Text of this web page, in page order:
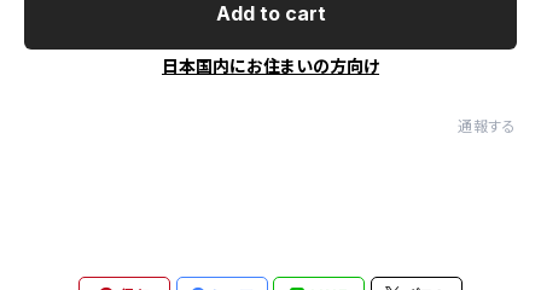
Add to cart
日本国内にお住まいの方向け
通報する